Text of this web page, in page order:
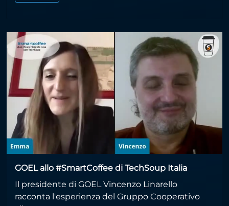
GOEL allo #SmartCoffee di TechSoup Italia
Il presidente di GOEL Vincenzo Linarello
racconta l'esperienza del Gruppo Cooperativo